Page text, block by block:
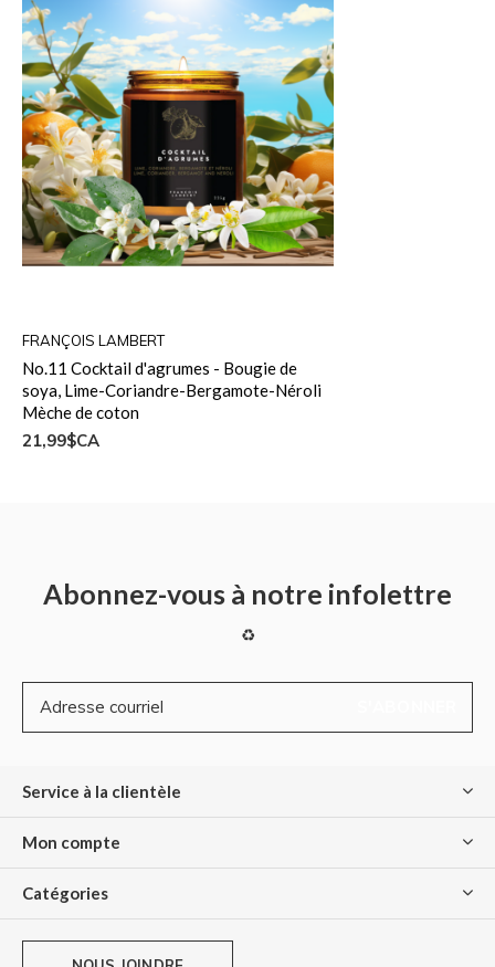
FRANÇOIS LAMBERT
No.11 Cocktail d'agrumes - Bougie de
soya, Lime-Coriandre-Bergamote-Néroli
Mèche de coton
21,99$CA
Abonnez-vous à notre infolettre
♻
Service à la clientèle
Mon compte
Catégories